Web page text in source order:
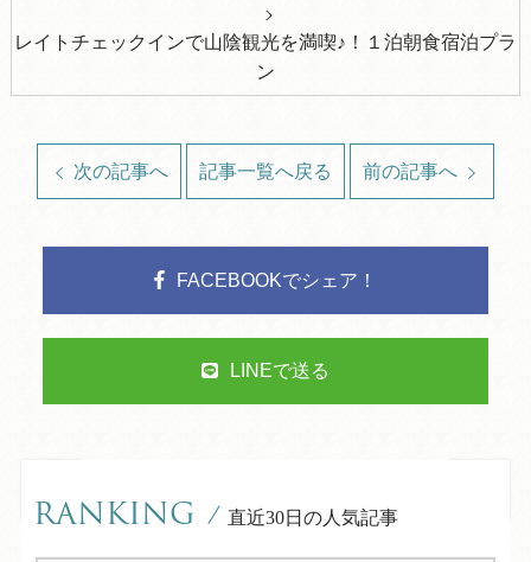
レイトチェックインで山陰観光を満喫♪！１泊朝食宿泊プラ
ン
次の記事へ 記事一覧へ戻る 前の記事へ
FACEBOOKでシェア！
LINEで送る
RANKING / 直近30日の人気記事